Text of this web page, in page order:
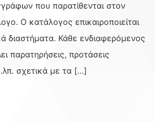
που παρατίθενται στον
Ο κατάλογος επικαιροποιείται
διαστήματα. Κάθε ενδιαφερόμενος
παρατηρήσεις, προτάσεις
σχετικά με τα […]